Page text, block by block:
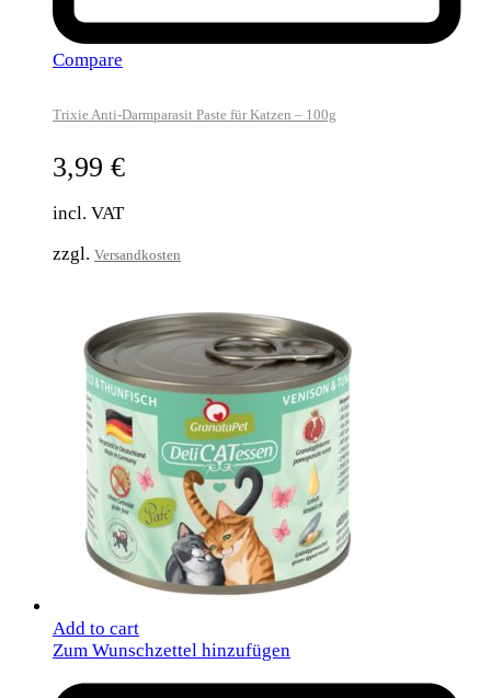
Compare
Trixie Anti-Darmparasit Paste für Katzen – 100g
3,99 €
incl. VAT
zzgl. Versandkosten
Add to cart
Zum Wunschzettel hinzufügen